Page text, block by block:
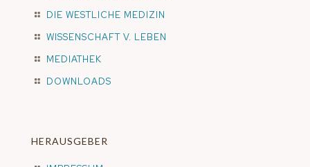
DIE WESTLICHE MEDIZIN
WISSENSCHAFT V. LEBEN
MEDIATHEK
DOWNLOADS
HERAUSGEBER